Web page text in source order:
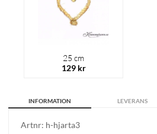
25 cm
129 kr
INFORMATION LEVERANS
Artnr: h-hjarta3